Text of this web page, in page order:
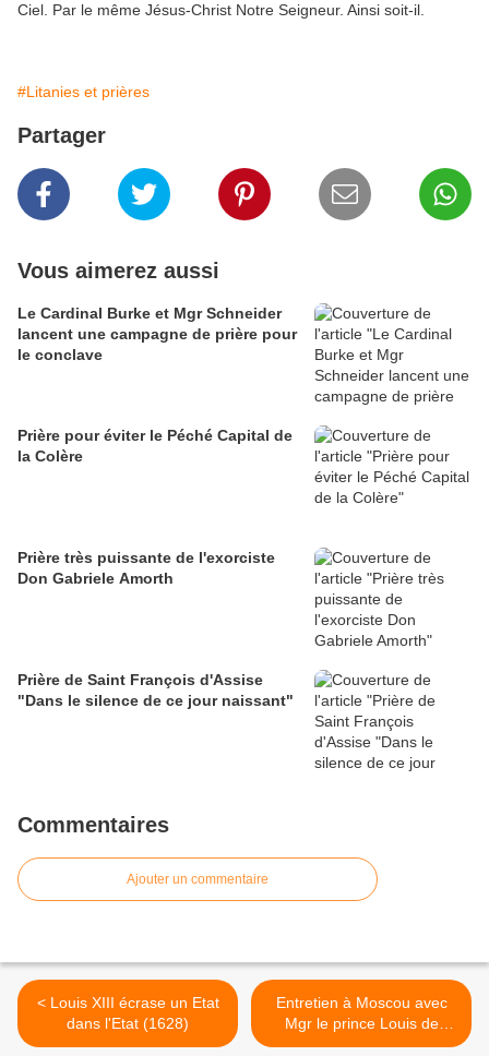
Ciel. Par le même Jésus-Christ Notre Seigneur. Ainsi soit-il.
#Litanies et prières
Partager
Vous aimerez aussi
Le Cardinal Burke et Mgr Schneider
lancent une campagne de prière pour
le conclave
Prière pour éviter le Péché Capital de
la Colère
Prière très puissante de l'exorciste
Don Gabriele Amorth
Prière de Saint François d'Assise
"Dans le silence de ce jour naissant"
Commentaires
Ajouter un commentaire
< Louis XIII écrase un Etat
dans l'Etat (1628)
Entretien à Moscou avec
Mgr le prince Louis de
Bourbon, duc d'Anjou,